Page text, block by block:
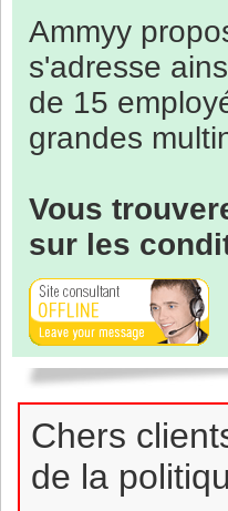
Ammyy
s'adresse
de 15
grandes
Vous
sur les
Chers
de la